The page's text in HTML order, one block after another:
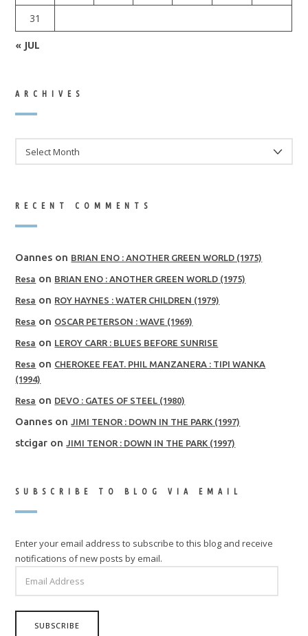
31
« JUL
ARCHIVES
RECENT COMMENTS
Oannes on BRIAN ENO : ANOTHER GREEN WORLD (1975)
Resa on BRIAN ENO : ANOTHER GREEN WORLD (1975)
Resa on ROY HAYNES : WATER CHILDREN (1979)
Resa on OSCAR PETERSON : WAVE (1969)
Resa on LEROY CARR : BLUES BEFORE SUNRISE
Resa on CHEROKEE FEAT. PHIL MANZANERA : TIPI WANKA
(1994)
Resa on DEVO : GATES OF STEEL (1980)
Oannes onJIMI TENOR : DOWN IN THE PARK (1997)
stcigar onJIMI TENOR : DOWN IN THE PARK (1997)
SUBSCRIBE TO BLOG VIA EMAIL
Enter your email address to subscribe to this blog and receive
notifications of new posts by email.
ADDRESS
SUBSCRIBE